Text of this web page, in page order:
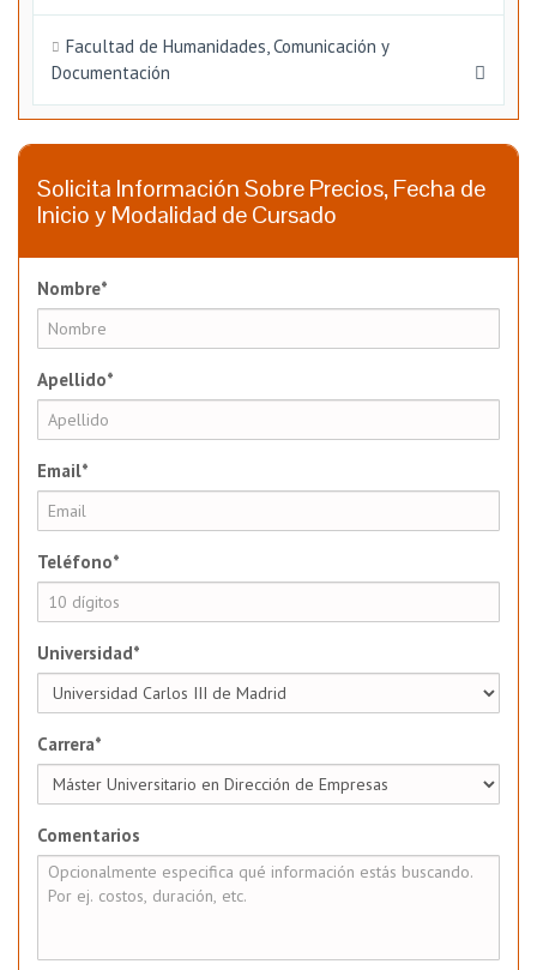
Facultad de Humanidades, Comunicación y
Documentación
Solicita Información Sobre Precios, Fecha de
Inicio y Modalidad de Cursado
Nombre*
Apellido*
Email*
Teléfono*
Universidad*
Carrera*
Comentarios